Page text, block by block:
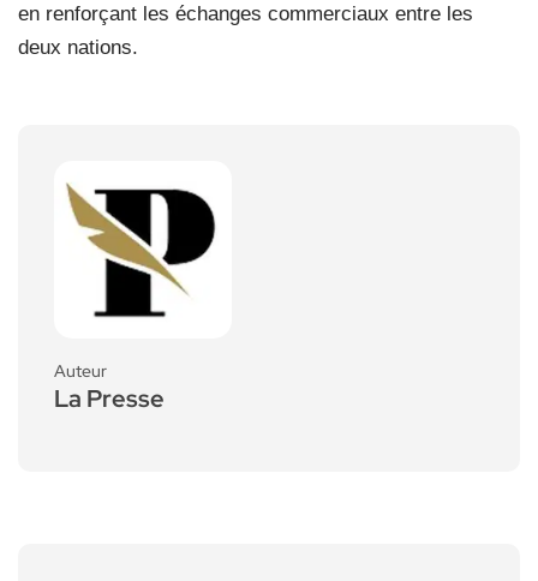
en renforçant les échanges commerciaux entre les
deux nations.
Auteur
La Presse